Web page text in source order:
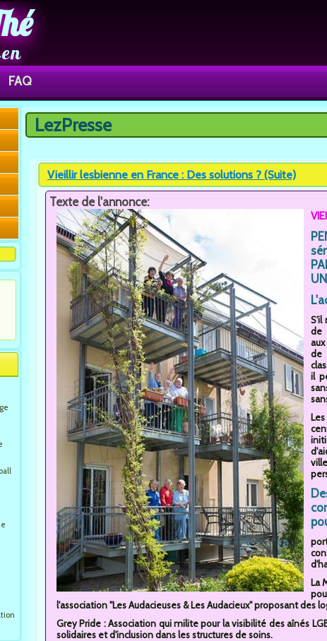
FAQ
Vous êtes ici
LezPresse
Vieillir lesbienne en France : Des solutions ? (Suite)
Texte de l'annonce:
S'il
de
de
il
La
l'association "Les Audacieuses & Les Audacieux" proposant
Grey Pride : Association qui milite pour la visibilité des aînés
solidaires et d'inclusion dans les structures de soins.